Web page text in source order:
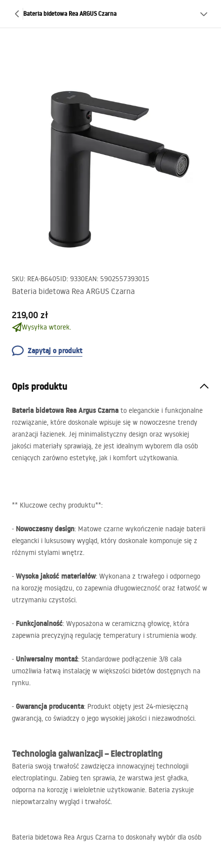
Bateria bidetowa Rea ARGUS Czarna
SKU: REA-B6405ID: 9330EAN: 5902557393015
Bateria bidetowa Rea ARGUS Czarna
219,00 zł
Wysyłka wtorek.
Zapytaj o produkt
Opis produktu
Bateria bidetowa Rea Argus Czarna to eleganckie i funkcjonalne
rozwiązanie, które doskonale wpisuje się w nowoczesne trendy
aranżacji łazienek. Jej minimalistyczny design oraz wysokiej
jakości materiały sprawiają, że jest idealnym wyborem dla osób
ceniących zarówno estetykę, jak i komfort użytkowania.
** Kluczowe cechy produktu**:
- Nowoczesny design: Matowe czarne wykończenie nadaje baterii
elegancki i luksusowy wygląd, który doskonale komponuje się z
różnymi stylami wnętrz.
- Wysoka jakość materiałów: Wykonana z trwałego i odpornego
na korozję mosiądzu, co zapewnia długowieczność oraz łatwość w
utrzymaniu czystości.
- Funkcjonalność: Wyposażona w ceramiczną głowicę, która
zapewnia precyzyjną regulację temperatury i strumienia wody.
- Uniwersalny montaż: Standardowe podłączenie 3/8 cala
umożliwia łatwą instalację w większości bidetów dostępnych na
rynku.
- Gwarancja producenta: Produkt objęty jest 24-miesięczną
gwarancją, co świadczy o jego wysokiej jakości i niezawodności.
Technologia galwanizacji – Electroplating
Bateria swoją trwałość zawdzięcza innowacyjnej technologii
electroplatingu. Zabieg ten sprawia, że warstwa jest gładka,
odporna na korozję i wieloletnie użytkowanie. Bateria zyskuje
niepowtarzalny wygląd i trwałość.
Bateria bidetowa Rea Argus Czarna to doskonały wybór dla osób